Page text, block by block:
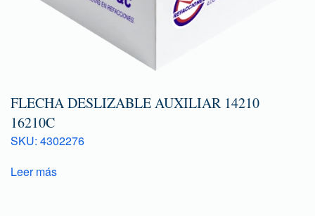
FLECHA DESLIZABLE AUXILIAR 14210
16210C
SKU: 4302276
Leer más